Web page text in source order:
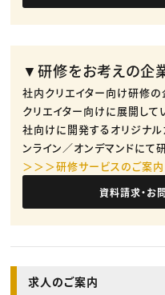
▼研修をお考えの企
社内クリエイター向け研修の
クリエイター向けに展開して
社向けに開発するオリジナル
ンライン／オンデマンドにて
＞＞＞研修サービスのご案内
資料請求・お
求人のご案内